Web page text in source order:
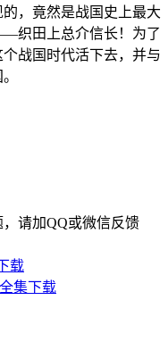
，竟然是战国史上最大
织田上总介信长！为了
战国时代活下去，并与
请加QQ或微信反馈
载
集下载